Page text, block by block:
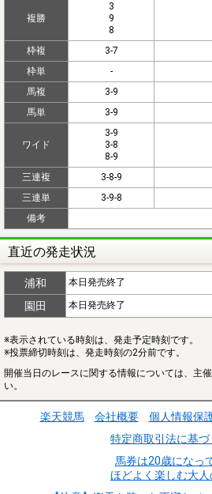
複勝
3
9
8
枠複
3-7
枠単
-
馬複
3-9
馬単
3-9
ワイド
3-9
3-8
8-9
三連複
3-8-9
三連単
3-9-8
備考
直近の発走状況
浦和 本日発売終了
園田 本日発売終了
※表示されている時刻は、発走予定時刻です。
※投票締切時刻は、発走時刻の2分前です。
開催当日のレースに関する情報については、主
い。
楽天競馬 会社概要 個人情報保
特定商取引法に基
馬券は20歳になっ
ほどよく楽しむ大